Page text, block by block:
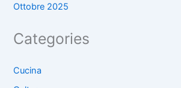
Ottobre 2025
Categories
Cucina